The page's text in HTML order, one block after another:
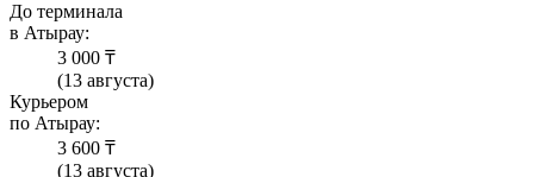
До терминала
в Атырау:
3 000 ₸
(13 августа)
Курьером
по Атырау:
3 600 ₸
(13 августа)